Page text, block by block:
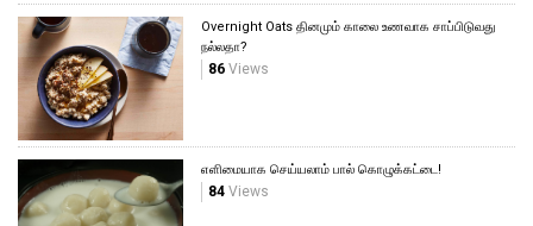
Overnight Oats தினமும் காலை உணவாக சாப்பிடுவது
நல்லதா?
86 Views
எளிமையாக செய்யலாம் பால் கொழுக்கட்டை!
84 Views